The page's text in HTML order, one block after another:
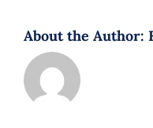
About the Author: